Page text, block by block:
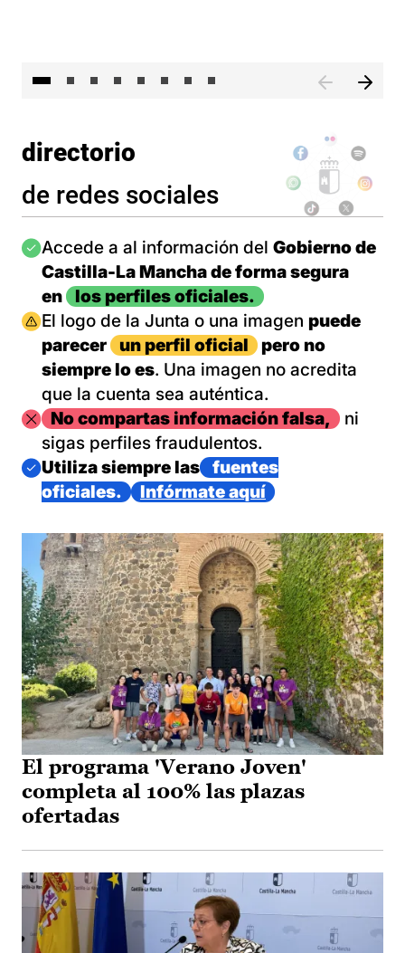
directorio
de redes sociales
Imagen
Accede a al información del Gobierno de
Castilla-La Mancha de forma segura
en
los perfiles oficiales.
Imagen
El logo de la Junta o una imagen puede
parecer
un perfil oficial
pero no
siempre lo es. Una imagen no acredita
que la cuenta sea auténtica.
ImagenNo compartas información falsa,
ni
sigas perfiles fraudulentos.
Imagen
Utiliza siempre las
fuentes
oficiales.
Infórmate aquí
El programa 'Verano Joven'
completa al 100% las plazas
ofertadas